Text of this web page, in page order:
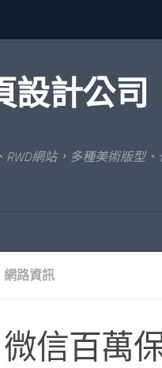
設計公司
網站，多種美術版型
網路資訊
微信百萬